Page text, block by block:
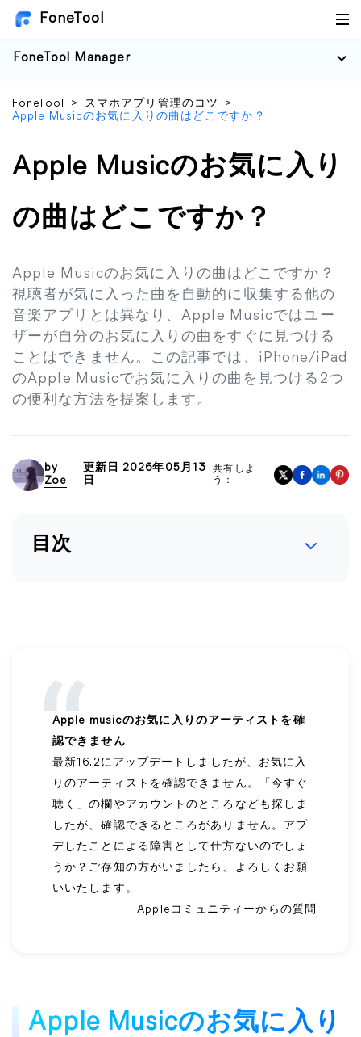
FoneTool
FoneTool Manager
FoneTool > スマホアプリ管理のコツ
>
Apple Musicのお気に入りの曲はどこですか？
Apple Musicのお気に入り
の曲はどこですか？
Apple Musicのお気に入りの曲はどこですか？
視聴者が気に入った曲を自動的に収集する他の
音楽アプリとは異なり、Apple Musicではユー
ザーが自分のお気に入りの曲をすぐに見つける
ことはできません。この記事では、iPhone/iPad
のApple Musicでお気に入りの曲を見つける2つ
の便利な方法を提案します。
by
Zoe
更新日 2026年05月13
日
共有しよ
う：
目次
Apple musicのお気に入りのアーティストを確
認できません
最新16.2にアップデートしましたが、お気に入
りのアーティストを確認できません。「今すぐ
聴く」の欄やアカウントのところなども探しま
したが、確認できるところがありません。アプ
デしたことによる障害として仕方ないのでしょ
うか？ご存知の方がいましたら、よろしくお願
いいたします。
- Appleコミュニティーからの質問
Apple Musicのお気に入り